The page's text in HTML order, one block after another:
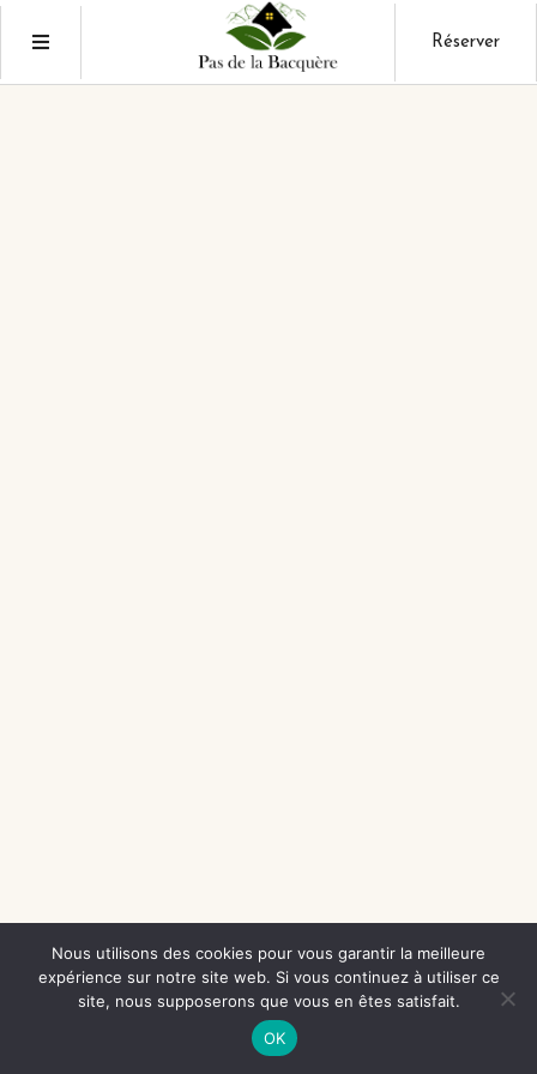
Réserver
Nous utilisons des cookies pour vous garantir la meilleure
expérience sur notre site web. Si vous continuez à utiliser ce
site, nous supposerons que vous en êtes satisfait.
OK